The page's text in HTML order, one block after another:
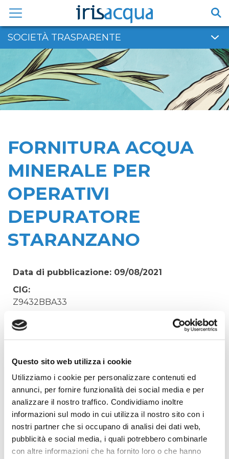
Questo sito web utilizza i cookie
Utilizziamo i cookie per personalizzare contenuti ed
annunci, per fornire funzionalità dei social media e per
analizzare il nostro traffico. Condividiamo inoltre
informazioni sul modo in cui utilizza il nostro sito con i
nostri partner che si occupano di analisi dei dati web,
pubblicità e social media, i quali potrebbero combinarle
con altre informazioni che ha fornito loro o che hanno
contenuto
SOCIETÀ TRASPARENTE
FORNITURA ACQUA
MINERALE PER
OPERATIVI
DEPURATORE
STARANZANO
Data di pubblicazione: 09/08/2021
CIG:
Z9432BBA33
Struttura proponente:
'Irisacqua srl P.I./C.F. 01070220312. - Ufficio
Oggetto:
FORNITURA ACQUA MINERALE PER OPERATIVI
DEPURATORE STARANZANO
Elenco operatori invitati:
Procedura di scelta:
Affidamento ai sensi del Regolamento Generale